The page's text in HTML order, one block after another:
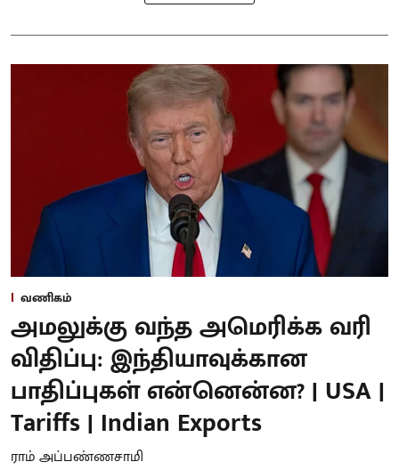
வணிகம்
அமலுக்கு வந்த அமெரிக்க வரி
விதிப்பு: இந்தியாவுக்கான
பாதிப்புகள் என்னென்ன? | USA |
Tariffs | Indian Exports
ராம் அப்பண்ணசாமி